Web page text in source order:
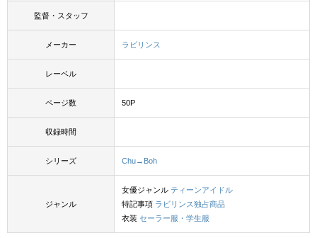
監督・スタッフ
メーカー ラビリンス
レーベル
ページ数 50P
収録時間
シリーズ Chu→Boh
ジャンル
女優ジャンル ティーンアイドル
特記事項 ラビリンス独占商品
衣装 セーラー服・学生服